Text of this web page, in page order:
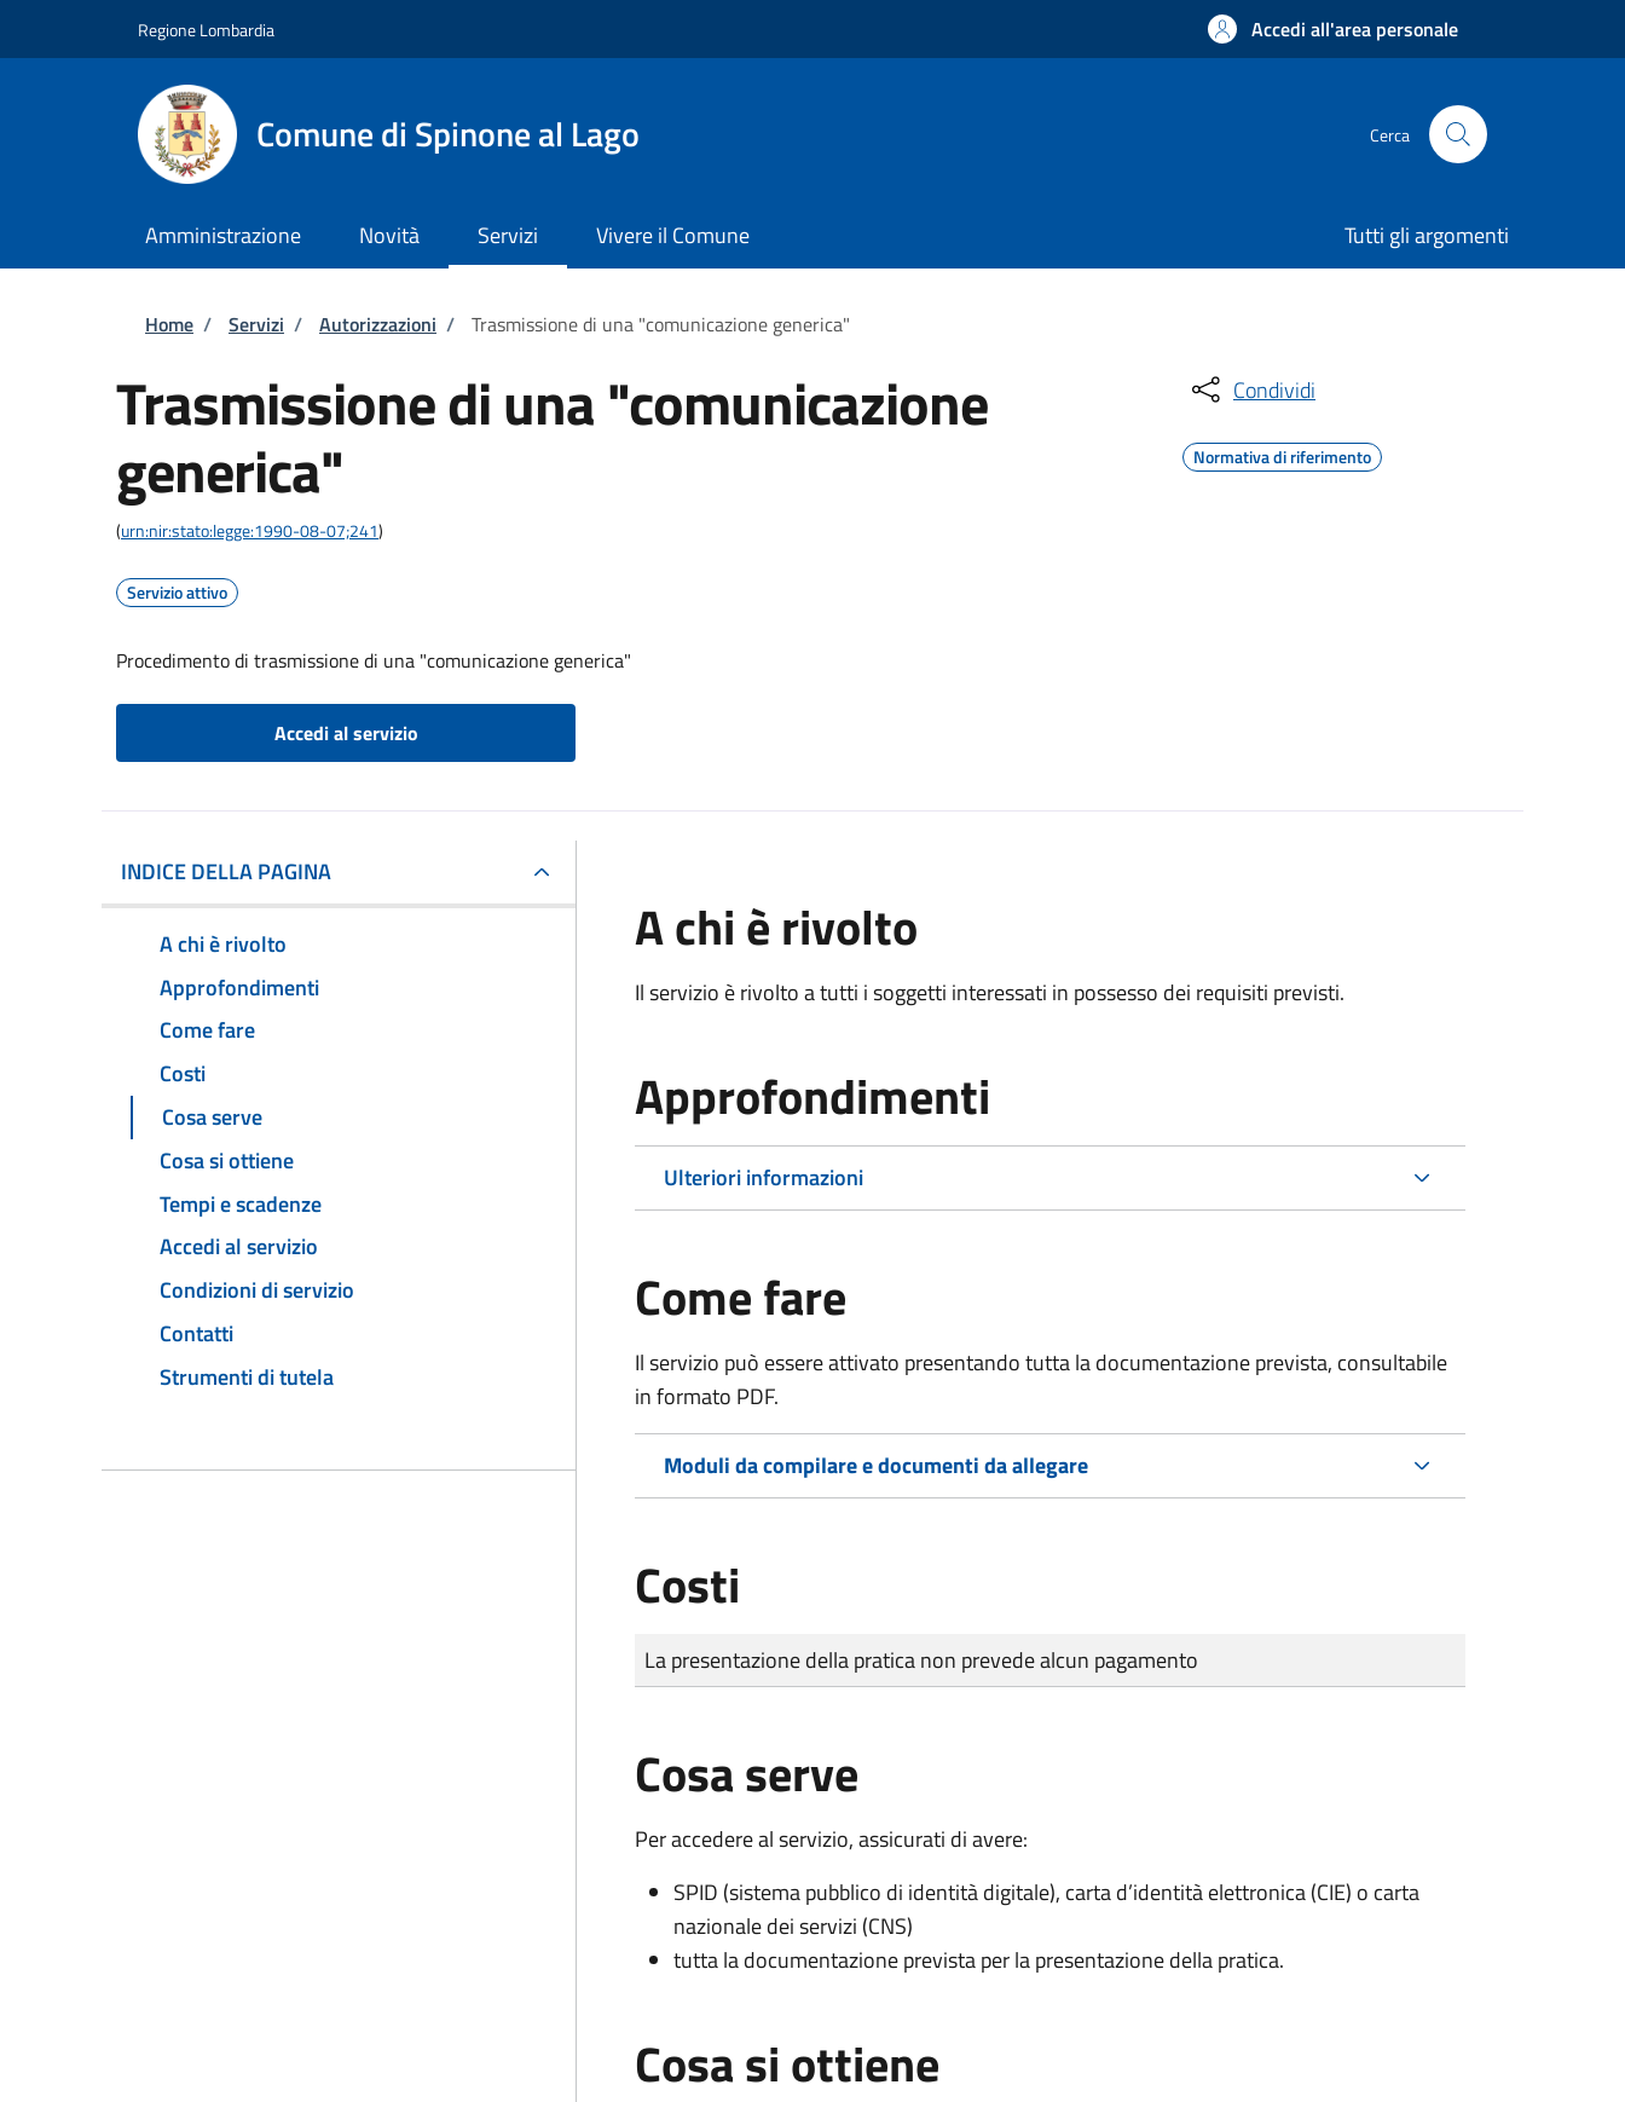
Regione Lombardia Accedi all'area personale
Comune di Spinone al Lago Cerca
Amministrazione Novità Servizi Vivere il Comune Tutti gli argomenti
Briciole di pane
Home / Servizi / Autorizzazioni / Trasmissione di una "comunicazione generica"
Trasmissione di una "comunicazione
generica"
(urn:nir:stato:legge:1990-08-07;241)
Servizio attivo
Procedimento di trasmissione di una "comunicazione generica"
Accedi al servizio
Condividi
Normativa di riferimento
INDICE DELLA PAGINA
A chi è rivolto
Approfondimenti
Come fare
Costi
Cosa serve
Cosa si ottiene
Tempi e scadenze
Accedi al servizio
Condizioni di servizio
Contatti
Strumenti di tutela
A chi è rivolto
Il servizio è rivolto a tutti i soggetti interessati in possesso dei requisiti previsti.
Approfondimenti
Ulteriori informazioni
Come fare
Il servizio può essere attivato presentando tutta la documentazione prevista, consultabile
in formato PDF.
Moduli da compilare e documenti da allegare
Costi
Tipo di pagamento
Importo
La presentazione della pratica non prevede alcun pagamento
Cosa serve
Per accedere al servizio, assicurati di avere:
SPID (sistema pubblico di identità digitale), carta d’identità elettronica (CIE) o carta
nazionale dei servizi (CNS)
tutta la documentazione prevista per la presentazione della pratica.
Cosa si ottiene